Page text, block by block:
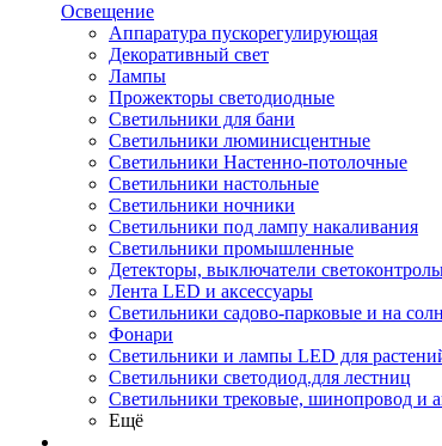
Освещение
Аппаратура пускорегулирующая
Декоративный свет
Лампы
Прожекторы светодиодные
Светильники для бани
Светильники люминисцентные
Светильники Настенно-потолочные
Светильники настольные
Светильники ночники
Светильники под лампу накаливания
Светильники промышленные
Детекторы, выключатели
Лента LED и аксессуары
Светильники садово-парковые и на
Фонари
Светильники и лампы LED для
Светильники светодиод.для лестниц
Светильники трековые, шинопровод и
Ещё